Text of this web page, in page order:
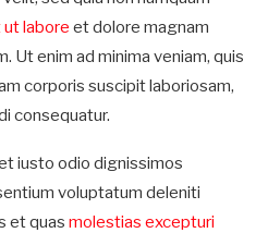
labore et dolore magnam
Ut enim ad minima veniam, quis
corporis suscipit laboriosam,
consequatur.
iusto odio dignissimos
voluptatum deleniti
et quas molestias excepturi